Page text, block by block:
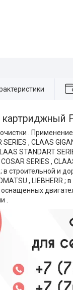
.
, CLAAS
STANDART
SERIES ,
; в строительной и
, LIEBHERR
.